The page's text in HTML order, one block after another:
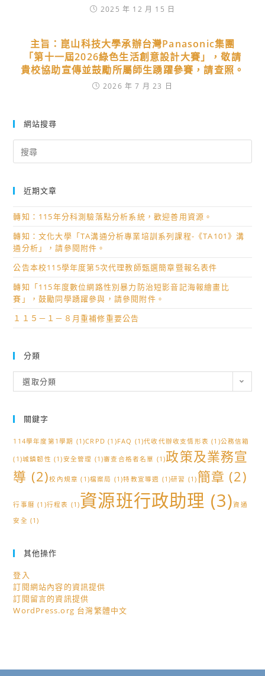
2025 年 12 月 15 日
主旨：崑山科技大學承辦台灣Panasonic集團
「第十一屆2026綠色生活創意設計大賽」，敬請
貴校協助宣傳並鼓勵所屬師生踴躍參賽，請查照。
2026 年 7 月 23 日
網站搜尋
for:
近期文章
轉知：115年分科測驗落點分析系統，歡迎善用資源。
轉知：文化大學「TA溝通分析專業培訓系列課程-《TA101》溝
通分析」，請參閱附件。
公告本校115學年度第5次代理教師甄選簡章暨報名表件
轉知「115年度數位網路性別暴力防治短影音記海報繪畫比
賽」，鼓勵同學踴躍參與，請參閱附件。
１１５－１－８月重補修重要公告
分類
類
選取分類
關鍵字
114學年度第1學期 (1)CRPD (1)FAQ (1)代收代辦收支情形表 (1)公務信箱
(1)城鎮韌性 (1)安全管理 (1)審查合格者名單 (1)政策及業務宣
導 (2)校內規章 (1)檔案局 (1)特教宣導週 (1)研習 (1) 簡章 (2)
行事曆 (1)行程表 (1)資源班行政助理 (3)資通
安全 (1)
其他操作
登入
訂閱網站內容的資訊提供
訂閱留言的資訊提供
WordPress.org 台灣繁體中文